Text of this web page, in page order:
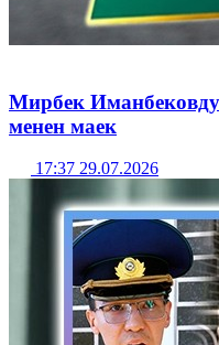
Мирбек
менен маек
17:37 29.07.2026